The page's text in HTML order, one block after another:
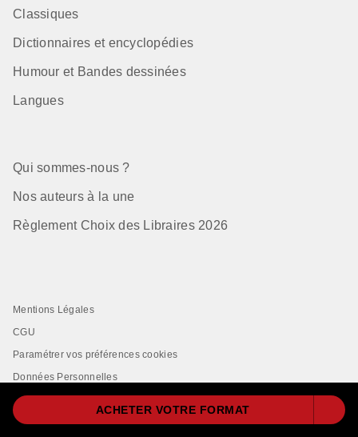
ACHETER VOTRE FORMAT
Classiques
Dictionnaires et encyclopédies
Humour et Bandes dessinées
Langues
Qui sommes-nous ?
Nos auteurs à la une
Règlement Choix des Libraires 2026
Mentions Légales
CGU
Paramétrer vos préférences cookies
Données Personnelles
Charte de Référencement